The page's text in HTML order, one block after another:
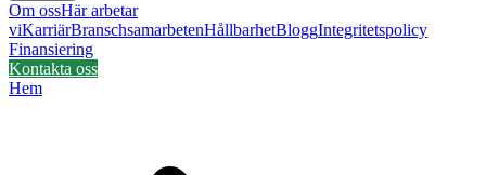
Om ossHär arbetar
viKarriärBranschsamarbetenHållbarhetBloggIntegritetspolicy
Finansiering
Kontakta oss
Hem